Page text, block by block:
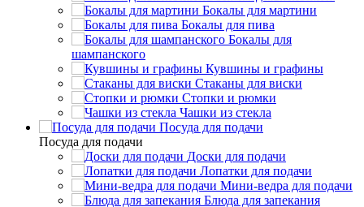
Бокалы для мартини
Бокалы для пива
Бокалы для
шампанского
Кувшины и графины
Стаканы для виски
Стопки и рюмки
Чашки из стекла
Посуда для подачи
Посуда для подачи
Доски для подачи
Лопатки для подачи
Мини-ведра для подачи
Блюда для запекания